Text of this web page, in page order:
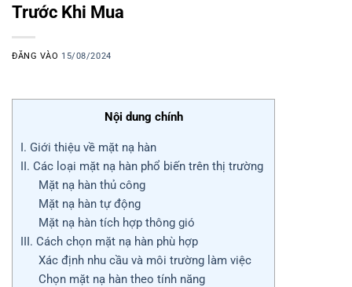
Trước Khi Mua
ĐĂNG VÀO 15/08/2024
Nội dung chính
I. Giới thiệu về mặt nạ hàn
II. Các loại mặt nạ hàn phổ biến trên thị trường
Mặt nạ hàn thủ công
Mặt nạ hàn tự động
Mặt nạ hàn tích hợp thông gió
III. Cách chọn mặt nạ hàn phù hợp
Xác định nhu cầu và môi trường làm việc
Chọn mặt nạ hàn theo tính năng